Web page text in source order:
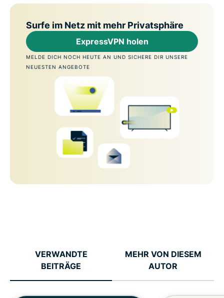
Surfe im Netz mit mehr Privatsphäre
ExpressVPN holen
MELDE DICH NOCH HEUTE AN UND SICHERE DIR UNSERE
NEUESTEN ANGEBOTE
VERWANDTE
BEITRÄGE
MEHR VON DIESEM
AUTOR